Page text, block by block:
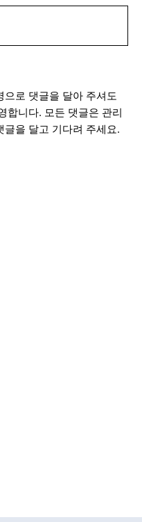
으로 댓글을 달아 주셔도
합니다. 모든 댓글은 관리
을 달고 기다려 주세요.